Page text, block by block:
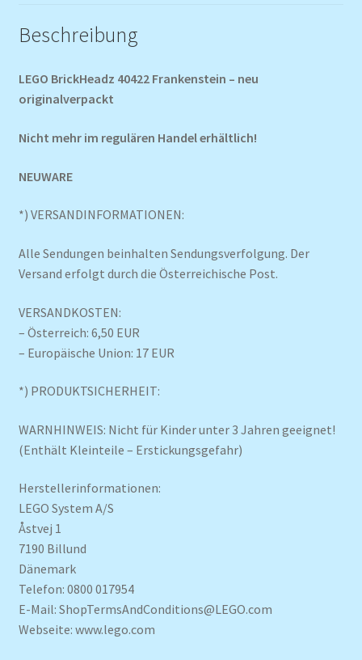
Beschreibung
LEGO BrickHeadz 40422 Frankenstein – neu
originalverpackt
Nicht mehr im regulären Handel erhältlich!
NEUWARE
*) VERSANDINFORMATIONEN:
Alle Sendungen beinhalten Sendungsverfolgung. Der
Versand erfolgt durch die Österreichische Post.
VERSANDKOSTEN:
– Österreich: 6,50 EUR
– Europäische Union: 17 EUR
*) PRODUKTSICHERHEIT:
WARNHINWEIS: Nicht für Kinder unter 3 Jahren geeignet!
(Enthält Kleinteile – Erstickungsgefahr)
Herstellerinformationen:
LEGO System A/S
Åstvej 1
7190 Billund
Dänemark
Telefon: 0800 017954
E-Mail: ShopTermsAndConditions@LEGO.com
Webseite: www.lego.com